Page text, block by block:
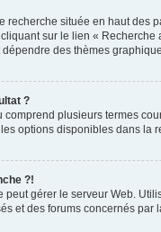
située en haut des
sur le lien «
dépendre des thèmes
?
plusieurs termes
options disponibles dans la
?!
gérer le serveur Web.
et des forums concernés par